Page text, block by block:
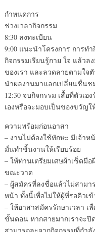
กำหนดการ
ช่วงเวลากิจกรรม
8:30 ลงทะเบียน
9:00 แนะนำโครงการ การท
กิจกรรมเรียนรู้กาย ใจ แล้วล
ของเรา และลวดลายตามใจตั
นำผลงานมาแลกเปลี่ยนชื่นช
12:30 จบกิจกรรม เสื้อที่ตัวเ
เองหรือจะมอบเป็นของขวัญใ
ความพร้อมก่อนอาสา
– งานไม่ต้องใช้ทักษะ มีเจ้า
มั่นทำชิ้นงานให้เรียบร้อย
– ให้ท่านเตรียมเศษผ้าเช็ดมื
ขณะวาด
– ผู้สมัครที่ลงชื่อแล้วไม่สามา
หน้า ทั้งนี้เพื่อไม่ให้ผู้ที่รอคิวเ
– ให้อาสาสมัครรักษาเวลา เ
ขั้นตอน หากสายมากเราจะปิ